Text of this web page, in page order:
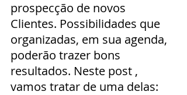
prospecção de novos
Clientes. Possibilidades que
organizadas, em sua agenda,
poderão trazer bons
resultados. Neste post ,
vamos tratar de uma delas: